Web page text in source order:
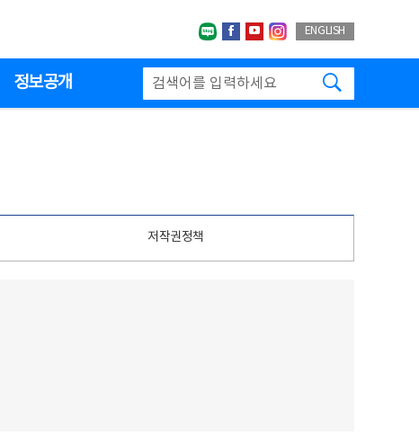
네이버블로그
페이스북
유투브인스타그랩
ENGLISH
정보공개
저작권정책